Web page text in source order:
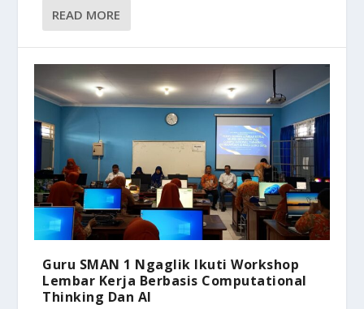
READ MORE
Guru SMAN 1 Ngaglik Ikuti Workshop
Lembar Kerja Berbasis Computational
Thinking Dan AI